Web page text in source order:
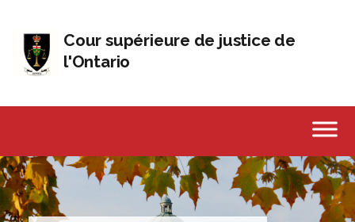
Cour supérieure de justice de
l'Ontario